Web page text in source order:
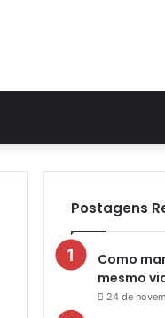
Postagens
Como
mesmo
24 de